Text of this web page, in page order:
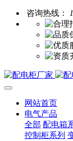
咨询热线：
网站首页
电气产品
全部 配电箱
控制柜系列